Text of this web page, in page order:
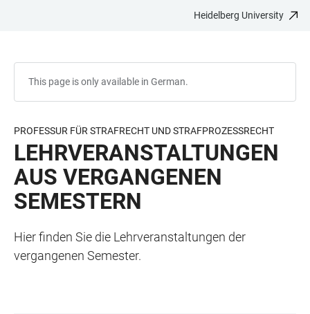
Heidelberg University
This page is only available in German.
PROFESSUR FÜR STRAFRECHT UND STRAFPROZESSRECHT
LEHRVERANSTALTUNGEN
AUS VERGANGENEN
SEMESTERN
Hier finden Sie die Lehrveranstaltungen der
vergangenen Semester.